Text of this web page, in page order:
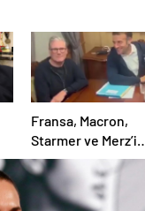
Fransa, Macron,
Starmer ve Merz’in
kokain kullandığı
iddiasını yalanladı